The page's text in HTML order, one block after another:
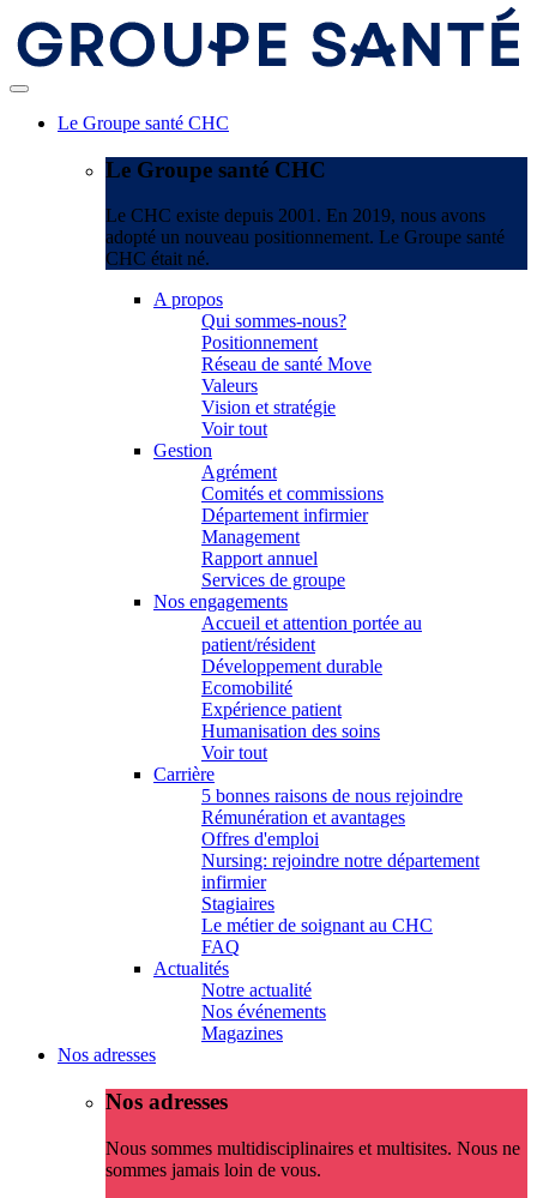
Le Groupe santé CHC
Le Groupe santé CHC
Le CHC existe depuis 2001. En 2019, nous avons
adopté un nouveau positionnement. Le Groupe santé
CHC était né.
A propos
Qui sommes-nous?
Positionnement
Réseau de santé Move
Valeurs
Vision et stratégie
Voir tout
Gestion
Agrément
Comités et commissions
Département infirmier
Management
Rapport annuel
Services de groupe
Nos engagements
Accueil et attention portée au
patient/résident
Développement durable
Ecomobilité
Expérience patient
Humanisation des soins
Voir tout
Carrière
5 bonnes raisons de nous rejoindre
Rémunération et avantages
Offres d'emploi
Nursing: rejoindre notre département
infirmier
Stagiaires
Le métier de soignant au CHC
FAQ
Actualités
Notre actualité
Nos événements
Magazines
Nos adresses
Nos adresses
Nous sommes multidisciplinaires et multisites. Nous ne
sommes jamais loin de vous.